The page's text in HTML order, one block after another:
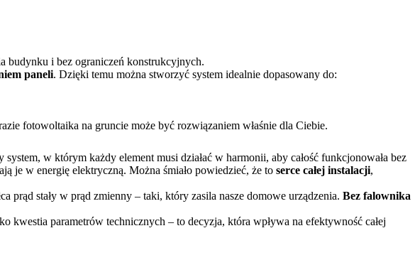
budynku i bez ograniczeń konstrukcyjnych.
paneli. Dzięki temu można stworzyć system idealnie dopasowany do:
fotowoltaika na gruncie może być rozwiązaniem właśnie dla Ciebie.
w którym każdy element musi działać w harmonii, aby całość funkcjonowała bez
je w energię elektryczną. Można śmiało powiedzieć, że to serce całej instalacji,
prąd stały w prąd zmienny – taki, który zasila nasze domowe urządzenia. Bez falownika
parametrów technicznych – to decyzja, która wpływa na efektywność całej